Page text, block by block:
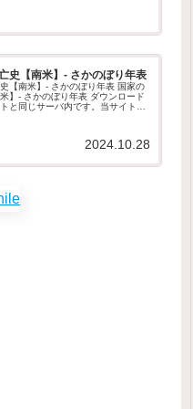
史【南米】- さかのぼり年表
【南米】- さかのぼり年表 国家の
】- さかのぼり年表 ダウンロード
と同じサーバ内です。当サイト
2024.10.28